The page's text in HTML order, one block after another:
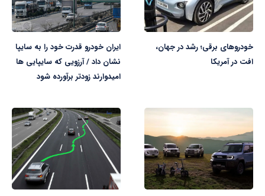
خودروهای برقی؛ رشد در جهان،
افت در آمریکا
ایران خودرو قدرت خود را به سایپا
نشان داد / آرزویی که سایپایی ها
امیدوارند زودتر برآورده شود